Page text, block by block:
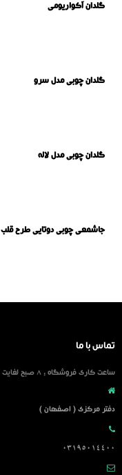
گلدان آکواریومی
گلدان چوبی مدل سرو
گلدان چوبی مدل لاله
جاشمعی چوبی دوتایی طرح قلب
تماس با ما
ساعت کاری فروشگاه : 8 صبح لغایت 3 بعدازظهر
دفتر مرکزی ( اصفهان )
03195014400